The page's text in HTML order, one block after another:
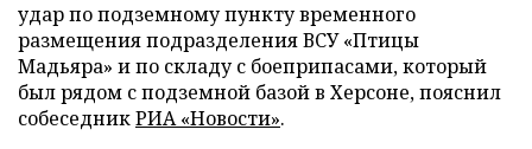
удар по подземному пункту временного
размещения подразделения ВСУ «Птицы
Мадьяра» и по складу с боеприпасами, который
был рядом с подземной базой в Херсоне, пояснил
собеседникРИА «Новости».